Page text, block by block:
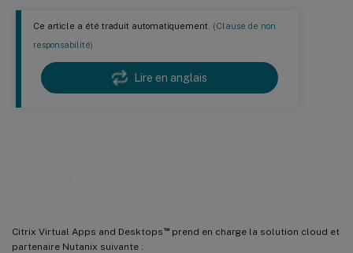
Ce article a été traduit automatiquement. (Clause de non
responsabilité)
Lire en anglais
Citrix Virtual Apps and Desktops ™prend en charge la solution cloud et
partenaire Nutanix suivante :